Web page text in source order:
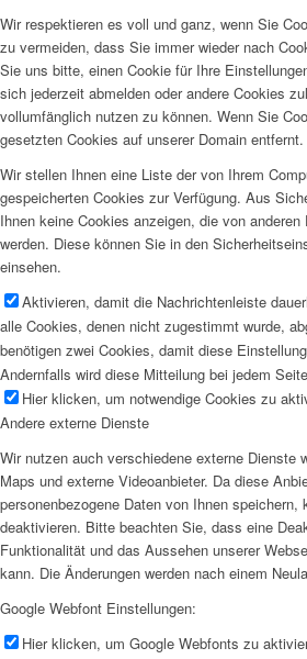
Wir respektieren es voll und ganz, wenn Sie
zu vermeiden, dass Sie immer wieder nach
Sie uns bitte, einen Cookie für Ihre
sich jederzeit abmelden oder andere Cookies
vollumfänglich nutzen zu können. Wenn Sie
gesetzten Cookies auf unserer Domain entfernt.
Wir stellen Ihnen eine Liste der von Ihrem
gespeicherten Cookies zur Verfügung. Aus
Ihnen keine Cookies anzeigen, die von
werden. Diese können Sie in den
einsehen.
Aktivieren, damit die Nachrichtenleiste
alle Cookies, denen nicht zugestimmt wurde,
benötigen zwei Cookies, damit diese
Andernfalls wird diese Mitteilung bei jedem
Hier klicken, um notwendige Cookies zu
Andere externe Dienste
Wir nutzen auch verschiedene externe Dienste
Maps und externe Videoanbieter. Da diese
personenbezogene Daten von Ihnen speichern,
deaktivieren. Bitte beachten Sie, dass eine
Funktionalität und das Aussehen unserer
kann. Die Änderungen werden nach einem
Google Webfont Einstellungen:
Hier klicken, um Google Webfonts zu